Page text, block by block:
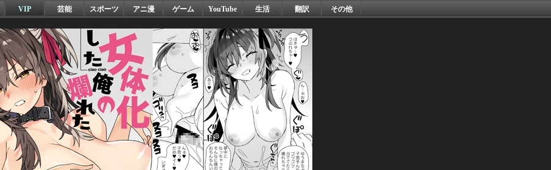
VIP 芸能 スポーツ アニ漫 ゲーム YouTube 生活 翻訳 その他